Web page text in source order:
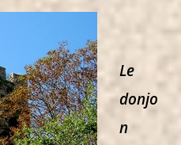
Le
donjo
n